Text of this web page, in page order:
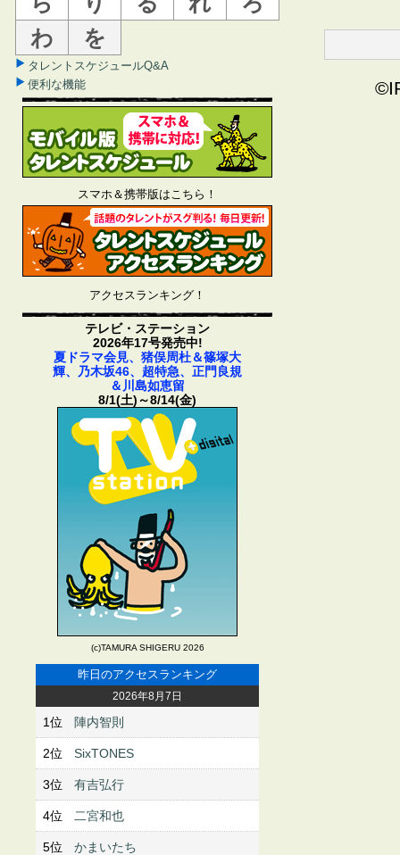
わ
を
タレントスケジュールQ&A
便利な機能
スマホ＆携帯版はこちら！
アクセスランキング！
テレビ・ステーション
2026年17号発売中!
夏ドラマ会見、猪俣周杜＆篠塚大
輝、乃木坂46、超特急、正門良規
＆川島如恵留
8/1(土)～8/14(金)
(c)TAMURA SHIGERU 2026
昨日のアクセスランキング
2026年8月7日
1位 陣内智則
2位 SixTONES
3位 有吉弘行
4位 二宮和也
5位 かまいたち